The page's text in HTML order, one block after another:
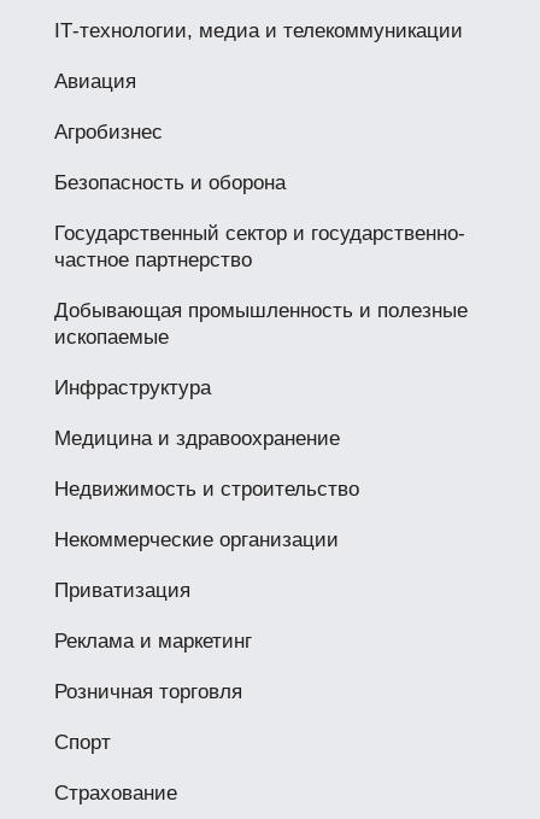
IТ-технологии, медиа и телекоммуникации
Авиация
Агробизнес
Безопасность и оборона
Государственный сектор и государственно-
частное партнерство
Добывающая промышленность и полезные
ископаемые
Инфраструктура
Медицина и здравоохранение
Недвижимость и строительство
Некоммерческие организации
Приватизация
Реклама и маркетинг
Розничная торговля
Спорт
Страхование